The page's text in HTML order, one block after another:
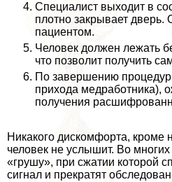
Специалист выходит в
плотно закрывает дверь.
пациентом.
Человек должен лежать
что позволит получить
По завершению
прихода медработника),
получения
Никакого дискомфорта, кроме
человек не услышит. Во
«грушу», при сжатии которой
сигнал и прекратят